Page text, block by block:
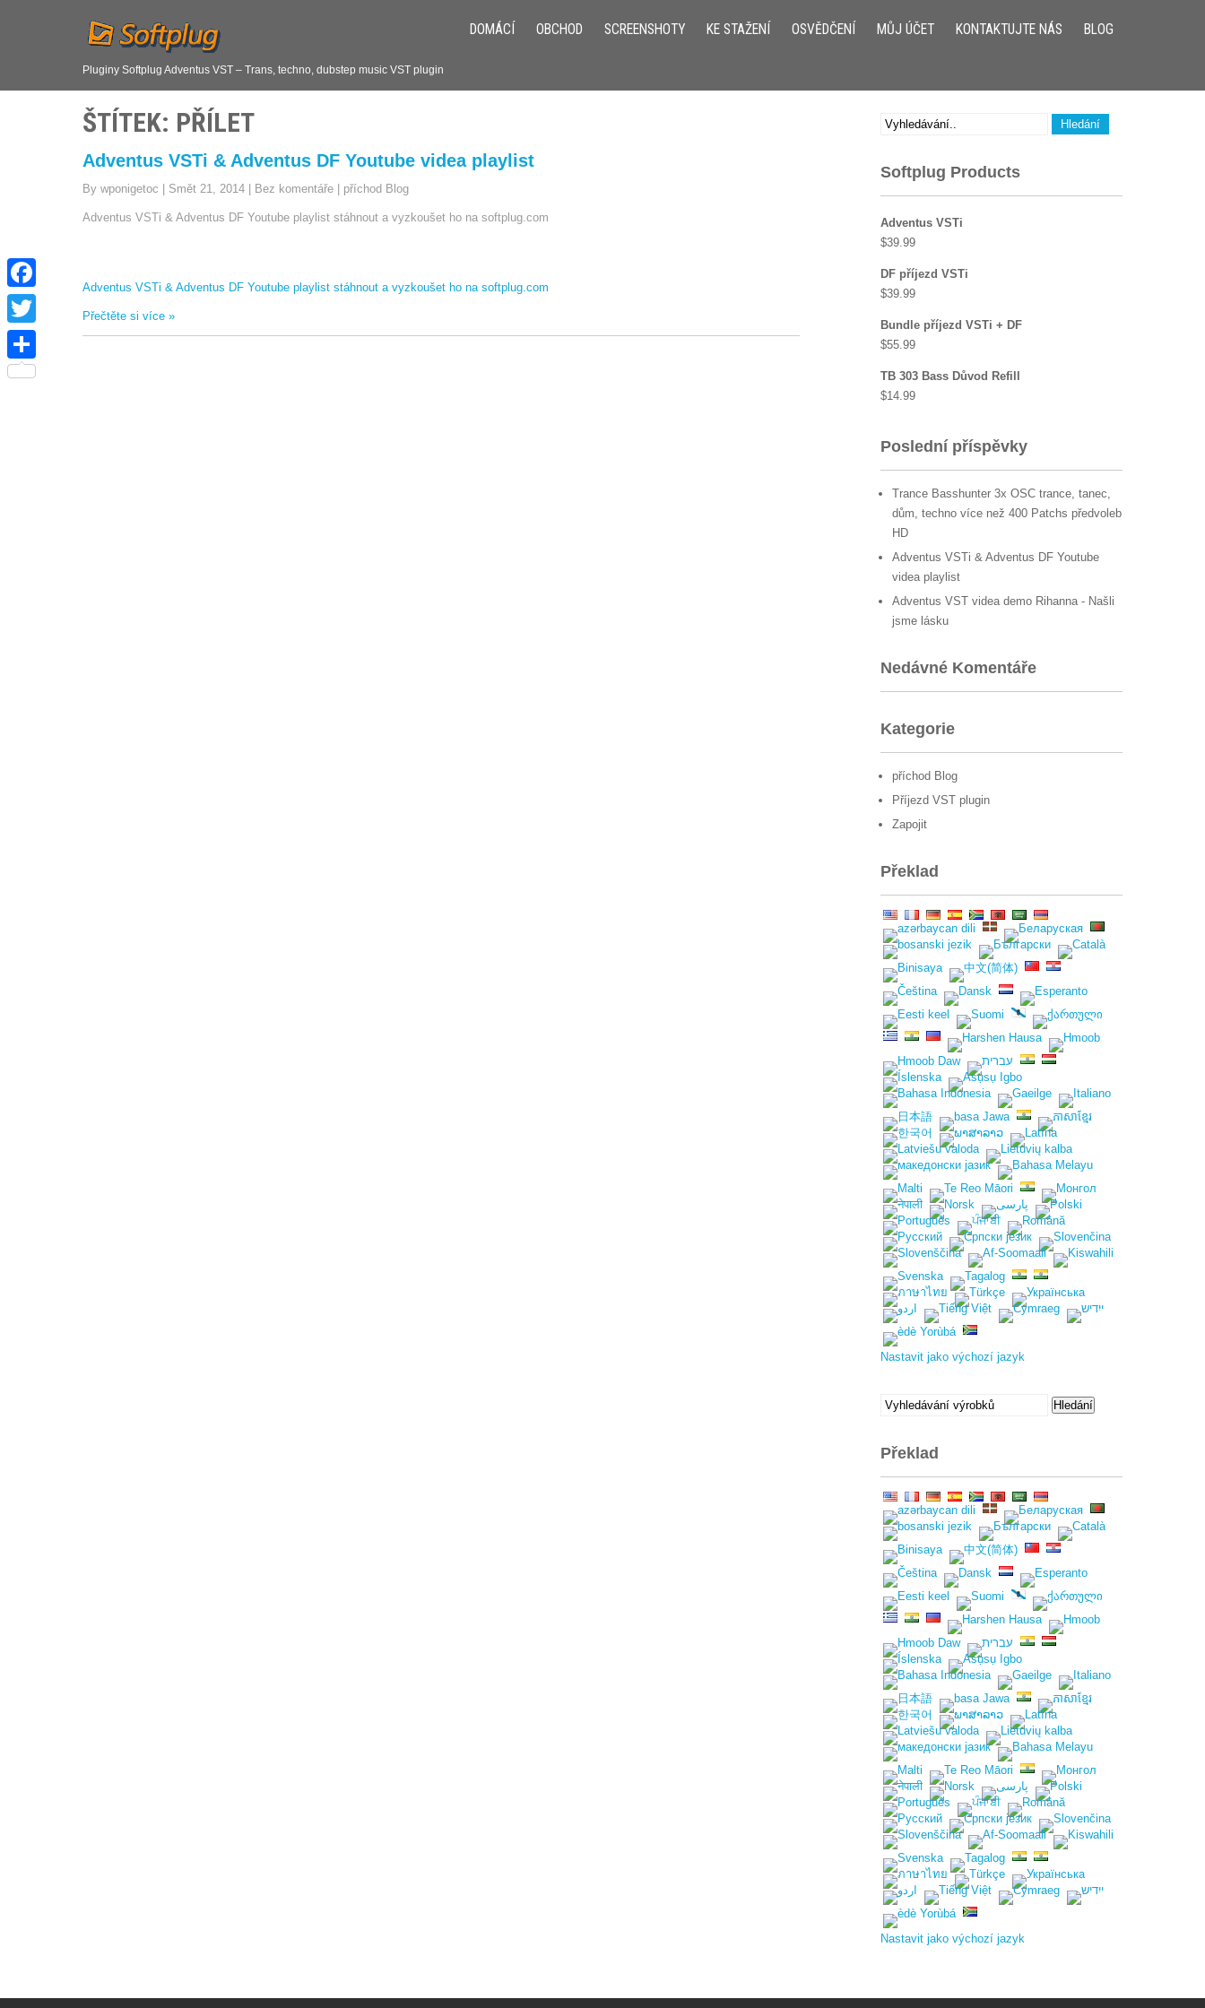
Pluginy Softplug Adventus VST – Trans, techno, dubstep music VST plugin
DOMÁCÍ OBCHOD SCREENSHOTY KE STAŽENÍ OSVĚDČENÍ MŮJ ÚČET KONTAKTUJTE NÁS BLOG
ŠTÍTEK: PŘÍLET
Adventus VSTi & Adventus DF Youtube videa playlist
By wponigetoc Smět 21, 2014 Bez komentáře příchod Blog
Adventus VSTi & Adventus DF Youtube playlist stáhnout a vyzkoušet ho na softplug.com
Adventus VSTi & Adventus DF Youtube playlist stáhnout a vyzkoušet ho na softplug.com
Přečtěte si více »
Softplug Products
Adventus VSTi
$39.99
DF příjezd VSTi
$39.99
Bundle příjezd VSTi + DF
$55.99
TB 303 Bass Důvod Refill
$14.99
Poslední příspěvky
Trance Basshunter 3x OSC trance, tanec,
dům, techno více než 400 Patchs předvoleb
HD
Adventus VSTi & Adventus DF Youtube
videa playlist
Adventus VST videa demo Rihanna - Našli
jsme lásku
Nedávné Komentáře
Kategorie
příchod Blog
Příjezd VST plugin
Zapojit
Překlad
Nastavit jako výchozí jazyk
Hledat: Hledání
Překlad
Nastavit jako výchozí jazyk
F
a
c
T
w
S